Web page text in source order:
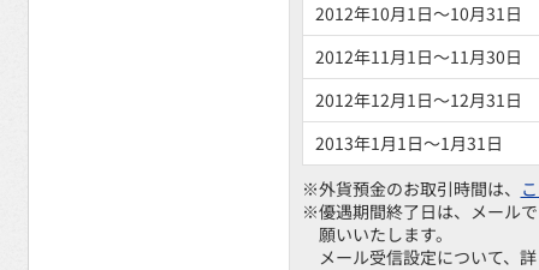
2012年10月1日～10月31日
2012年11月1日～11月30日
2012年12月1日～12月31日
2013年1月1日～1月31日
※外貨預金のお取引時間は、
※優遇期間終了日は、メール
願いいたします。
メール受信設定について、